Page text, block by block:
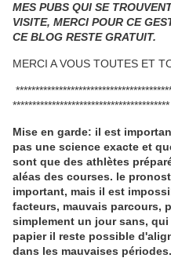
MES PUBS QUI SE
VISITE, MERCI POUR CE
CE BLOG RESTE GRATUIT.
MERCI A VOUS TOUTES ET
****************************************
Mise en garde: il est
pas une science exacte et
sont que des athlètes
aléas des courses. le
important, mais il est
facteurs, mauvais parcours,
simplement un jour sans,
papier il reste possible
dans les mauvaises périodes.